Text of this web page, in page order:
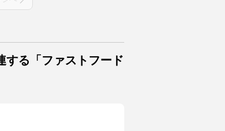
する「ファストフード